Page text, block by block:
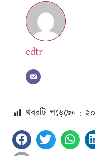
edtr
খবরটি পড়েছেন : ২০